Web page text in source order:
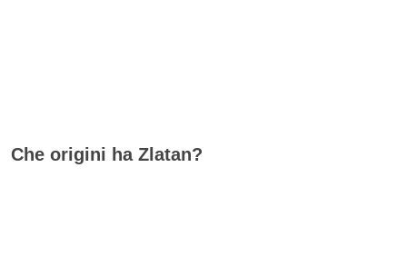
Che origini ha Zlatan?